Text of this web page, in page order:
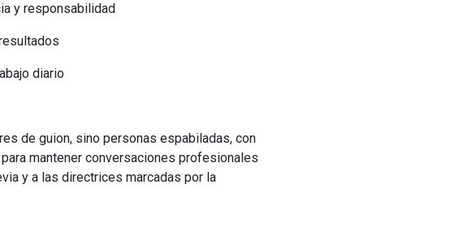
y responsabilidad
diario
de guion, sino personas espabiladas, con
mantener conversaciones profesionales
y a las directrices marcadas por la